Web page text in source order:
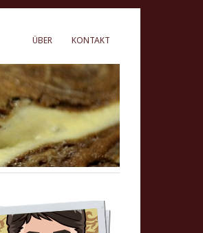
ÜBER KONTAKT